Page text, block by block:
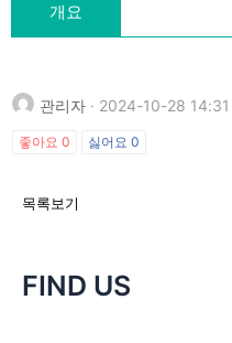
개요
관리자 · 2024-10-28 14:31
좋아요 0 싫어요 0
목록보기
FIND US